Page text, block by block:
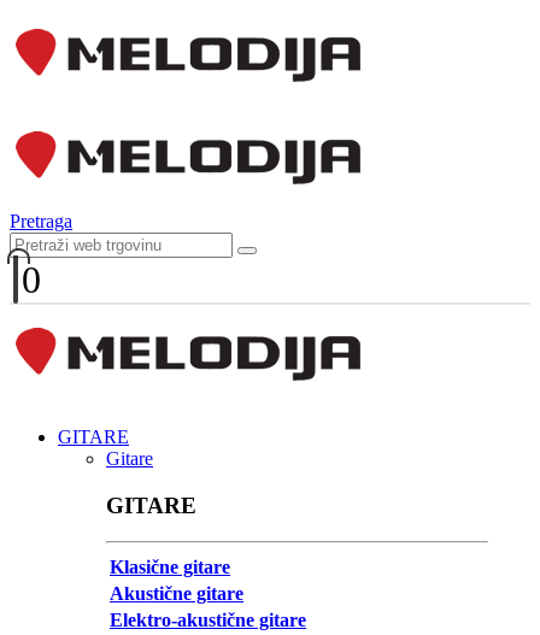
Pretraga
0
GITARE
Gitare
GITARE
Klasične gitare
Akustične gitare
Elektro-akustične gitare